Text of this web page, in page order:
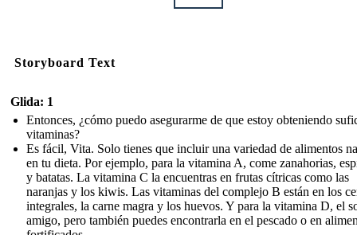
Storyboard Text
Glida: 1
Entonces, ¿cómo puedo asegurarme de que estoy obteniendo
vitaminas?
Es fácil, Vita. Solo tienes que incluir una variedad de alimentos
en tu dieta. Por ejemplo, para la vitamina A, come zanahorias,
y batatas. La vitamina C la encuentras en frutas cítricas como las
naranjas y los kiwis. Las vitaminas del complejo B están en los
integrales, la carne magra y los huevos. Y para la vitamina D, el
amigo, pero también puedes encontrarla en el pescado o en